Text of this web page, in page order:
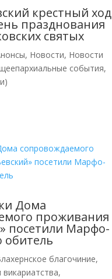
крестный ход
празднования
святых
, Новости, Новости
события,
Дома
проживания
посетили Марфо-
благочиние,
,